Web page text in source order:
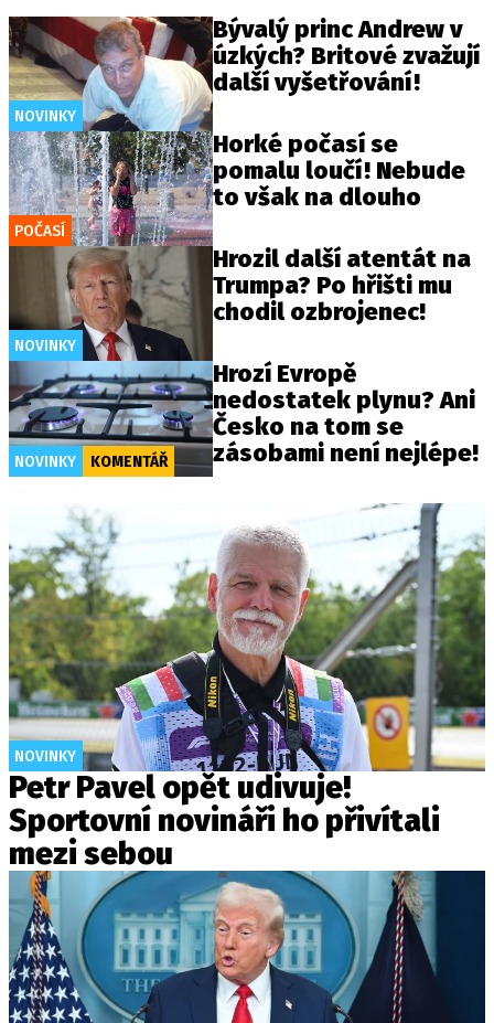
NOVINKY
Bývalý princ Andrew v
úzkých? Britové zvažují
další vyšetřování!
POČASÍ
Horké počasí se
pomalu loučí! Nebude
to však na dlouho
NOVINKY
Hrozil další atentát na
Trumpa? Po hřišti mu
chodil ozbrojenec!
NOVINKY KOMENTÁŘ
Hrozí Evropě
nedostatek plynu? Ani
Česko na tom se
zásobami není nejlépe!
NOVINKY
Petr Pavel opět udivuje!
Sportovní novináři ho přivítali
mezi sebou